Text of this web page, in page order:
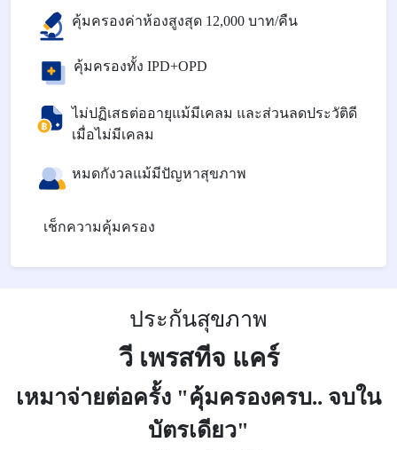
คุ้มครองค่าห้องสูงสุด 12,000 บาท/คืน
คุ้มครองทั้ง IPD+OPD
ไม่ปฏิเสธต่ออายุแม้มีเคลม และส่วนลดประวัติดี
เมื่อไม่มีเคลม
หมดกังวลแม้มีปัญหาสุขภาพ
เช็กความคุ้มครอง
ประกันสุขภาพ
วี เพรสทีจ แคร์
เหมาจ่ายต่อครั้ง "คุ้มครองครบ.. จบใน
บัตรเดียว"